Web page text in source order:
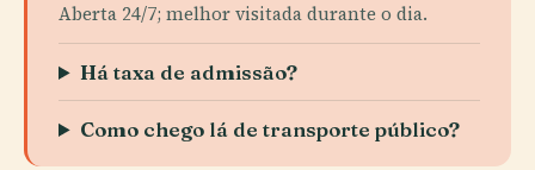
Aberta 24/7; melhor visitada durante o dia.
Há taxa de admissão?
Como chego lá de transporte público?